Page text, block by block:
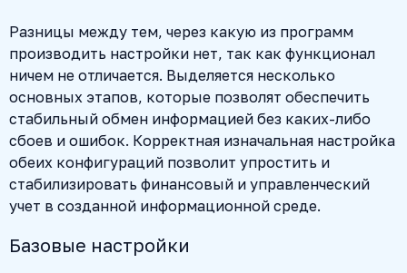
Разницы между тем, через какую из программ
производить настройки нет, так как функционал
ничем не отличается. Выделяется несколько
основных этапов, которые позволят обеспечить
стабильный обмен информацией без каких-либо
сбоев и ошибок. Корректная изначальная настройка
обеих конфигураций позволит упростить и
стабилизировать финансовый и управленческий
учет в созданной информационной среде.
Базовые настройки